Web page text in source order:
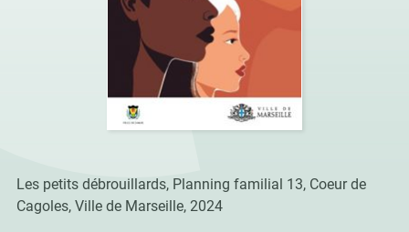
Les petits débrouillards, Planning familial 13, Coeur de
Cagoles, Ville de Marseille, 2024